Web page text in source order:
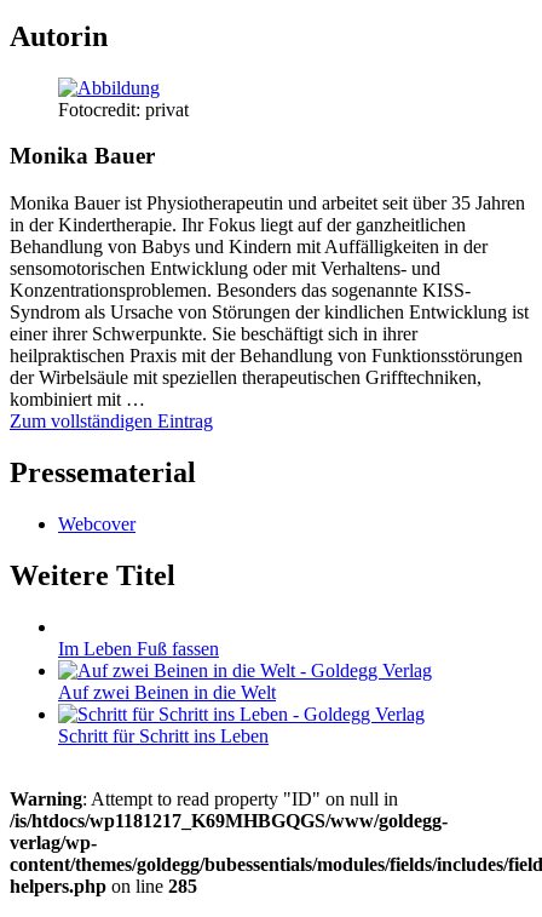
Autorin
Fotocredit: privat
Monika Bauer
Monika Bauer ist Physiotherapeutin und arbeitet seit über 35 Jahren
in der Kindertherapie. Ihr Fokus liegt auf der ganzheitlichen
Behandlung von Babys und Kindern mit Auffälligkeiten in der
sensomotorischen Entwicklung oder mit Verhaltens- und
Konzentrationsproblemen. Besonders das sogenannte KISS-
Syndrom als Ursache von Störungen der kindlichen Entwicklung ist
einer ihrer Schwerpunkte. Sie beschäftigt sich in ihrer
heilpraktischen Praxis mit der Behandlung von Funktionsstörungen
der Wirbelsäule mit speziellen therapeutischen Grifftechniken,
kombiniert mit …
Zum vollständigen Eintrag
Pressematerial
Webcover
Weitere Titel
Im Leben Fuß fassen
Auf zwei Beinen in die Welt
Schritt für Schritt ins Leben
Warning: Attempt to read property "ID" on null in
/is/htdocs/wp1181217_K69MHBGQGS/www/goldegg-
verlag/wp-
content/themes/goldegg/bubessentials/modules/fields/includes/
helpers.php on line 285